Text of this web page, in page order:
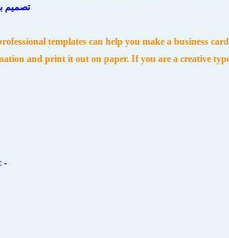
تصميم
templates can help you make a business
and print it out on paper. If you are a creative
- Contact cards for entrepreneurs - perfect for freelancers, sole lawyers, psychologists, estate agents, etc.